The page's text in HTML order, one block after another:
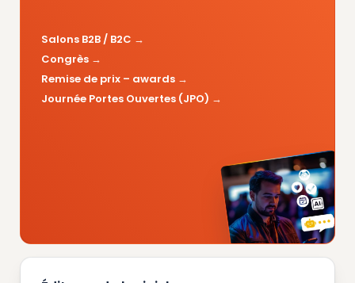
Salons B2B / B2C
Congrès
Remise de prix – awards
Journée Portes Ouvertes (JPO)